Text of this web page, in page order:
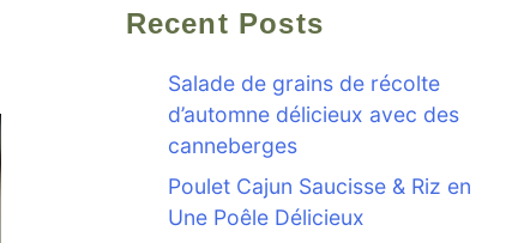
Recent Posts
Salade de grains de récolte
d’automne délicieux avec des
canneberges
Poulet Cajun Saucisse & Riz en
Une Poêle Délicieux